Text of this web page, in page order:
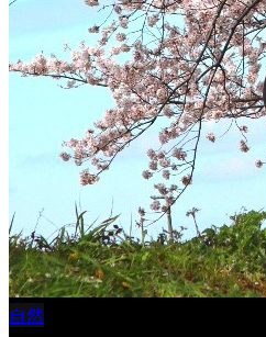
自然